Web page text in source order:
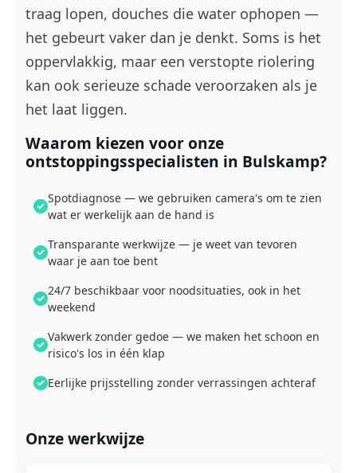
traag lopen, douches die water ophopen —
het gebeurt vaker dan je denkt. Soms is het
oppervlakkig, maar een verstopte riolering
kan ook serieuze schade veroorzaken als je
het laat liggen.
Waarom kiezen voor onze
ontstoppingsspecialisten in Bulskamp?
Spotdiagnose — we gebruiken camera's om te zien
wat er werkelijk aan de hand is
Transparante werkwijze — je weet van tevoren
waar je aan toe bent
24/7 beschikbaar voor noodsituaties, ook in het
weekend
Vakwerk zonder gedoe — we maken het schoon en
risico's los in één klap
Eerlijke prijsstelling zonder verrassingen achteraf
Onze werkwijze